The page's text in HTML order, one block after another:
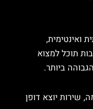
ואינטימית,
תוכל למצוא
ביותר.
שירות יוצא דופן